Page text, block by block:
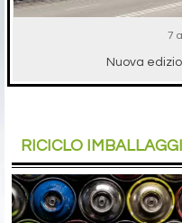
7
Nuova
RICICLO IMBALLAGGI